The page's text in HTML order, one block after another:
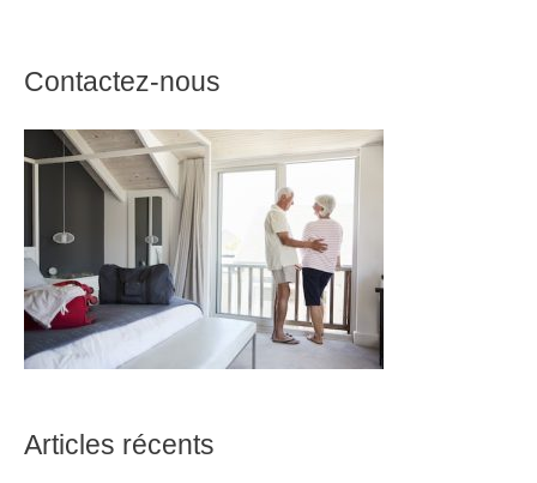
Contactez-nous
Articles récents